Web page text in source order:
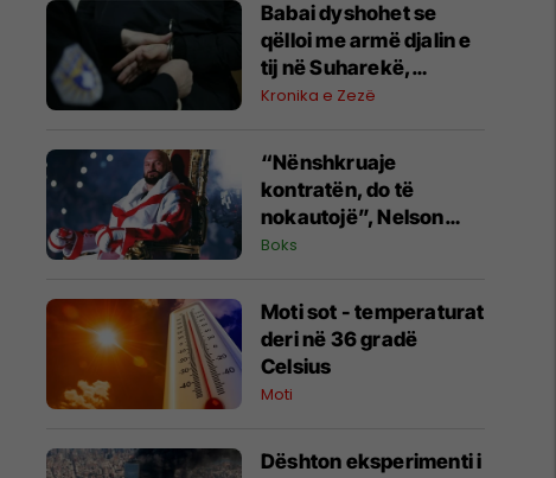
Babai dyshohet se
qëlloi me armë djalin e
tij në Suharekë,
arrestohet i dyshuari
Kronika e Zezë
“Nënshkruaje
kontratën, do të
nokautojë”, Nelson
Hysa mesazh Tyson
Boks
Moti sot - temperaturat
deri në 36 gradë
Celsius
Moti
Dështon eksperimenti i